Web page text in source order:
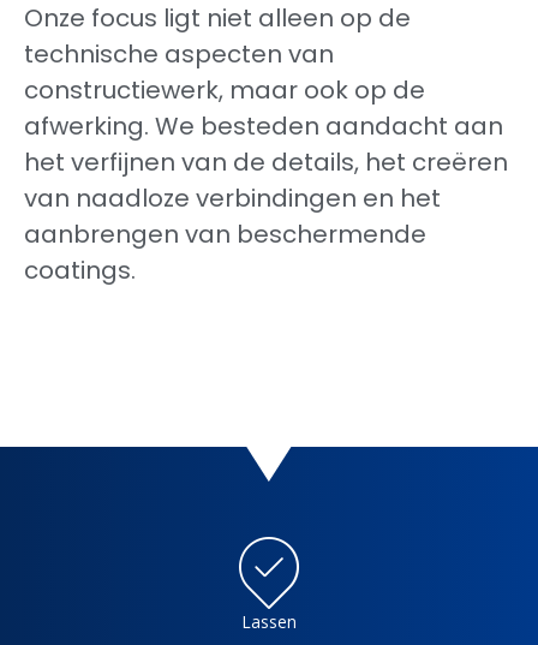
Onze focus ligt niet alleen op de
technische aspecten van
constructiewerk, maar ook op de
afwerking. We besteden aandacht aan
het verfijnen van de details, het creëren
van naadloze verbindingen en het
aanbrengen van beschermende
coatings.
Lassen